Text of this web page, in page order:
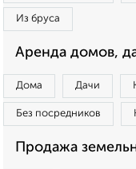
Из бруса
Аренда домов,
Дома Дачи
Без посредников
Продажа